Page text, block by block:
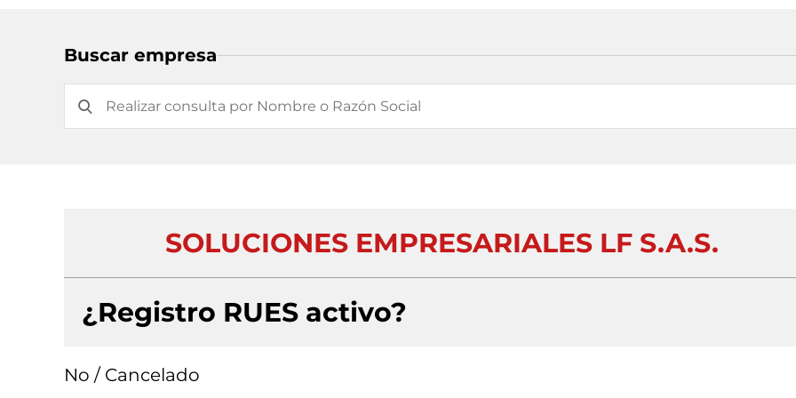
Buscar empresa
SOLUCIONES EMPRESARIALES LF S.A.S.
¿Registro RUES activo?
No / Cancelado